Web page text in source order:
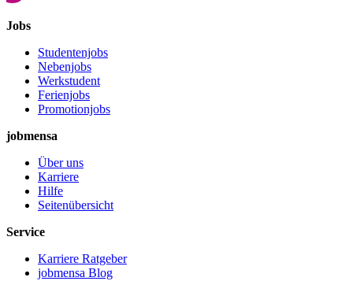
Jobs
Studentenjobs
Nebenjobs
Werkstudent
Ferienjobs
Promotionjobs
jobmensa
Über uns
Karriere
Hilfe
Seitenübersicht
Service
Karriere Ratgeber
jobmensa Blog